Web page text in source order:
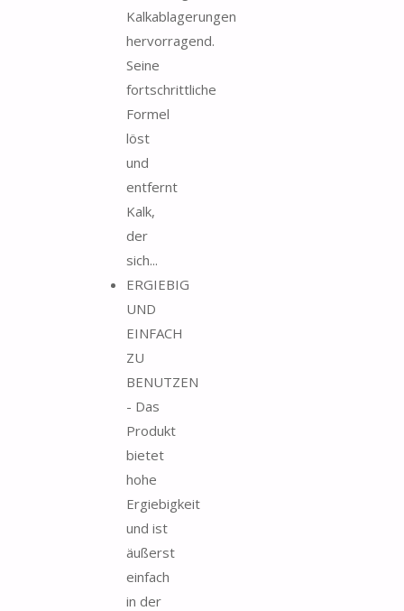
Kalkablagerungen
hervorragend.
Seine
fortschrittliche
Formel
löst
und
entfernt
Kalk,
der
sich...
ERGIEBIG
UND
EINFACH
ZU
BENUTZEN
- Das
Produkt
bietet
hohe
Ergiebigkeit
und ist
äußerst
einfach
in der